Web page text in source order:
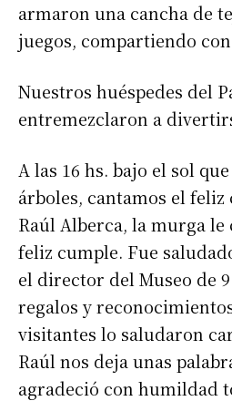
armaron una cancha de
juegos, compartiendo
Nuestros huéspedes del
entremezclaron a
A las 16 hs. bajo el sol
árboles, cantamos el feliz
Raúl Alberca, la murga
feliz cumple. Fue
el director del Museo de
regalos y
visitantes lo saludaron
Raúl nos deja unas
agradeció con humildad